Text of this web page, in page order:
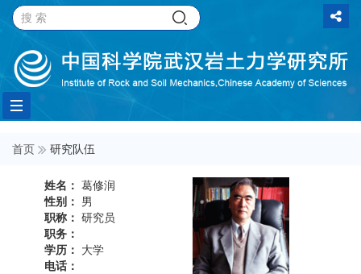
Toggle
navigation
首页 研究队伍
姓名： 葛修润
性别：
男
职称： 研究员
职务：
学历：
大学
电话：